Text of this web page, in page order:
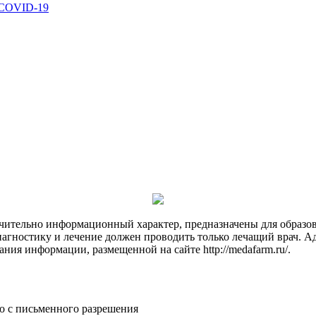
19
информационный характер, предназначены для
и лечение должен проводить только лечащий врач.
информации, размещенной на сайте http://medafarm.ru/.
с письменного разрешения